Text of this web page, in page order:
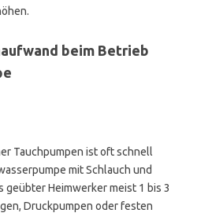
beim Betrieb
Tauchpumpen ist oft schnell
mit Schlauch und
geübter Heimwerker meist 1 bis 3
Druckpumpen oder festen